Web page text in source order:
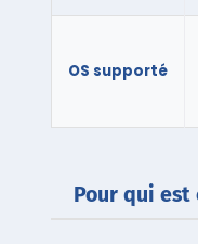
OS supporté
Pour qui est